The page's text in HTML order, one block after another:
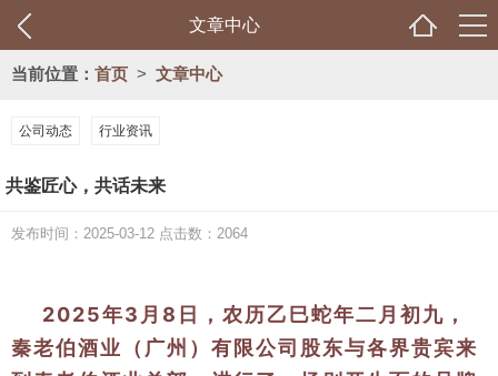
文章中心
当前位置： 首页 > 文章中心
公司动态 行业资讯
共鉴匠心，共话未来
发布时间：2025-03-12 点击数：2064
2025年3月8日，农历乙巳蛇年二月初九，
秦老伯酒业（广州）有限公司股东与各界贵宾来